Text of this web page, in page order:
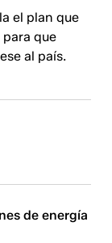
el plan que
que
al país.
de energía